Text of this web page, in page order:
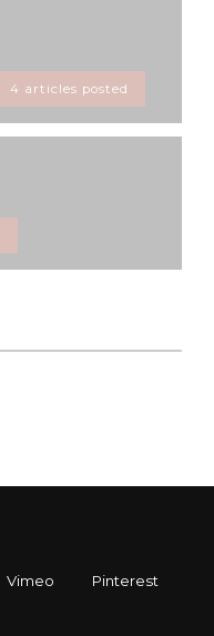
4 articles posted